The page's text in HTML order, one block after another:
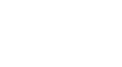
prodotto!
prodotto contattandoci e
vaso desiderata e la